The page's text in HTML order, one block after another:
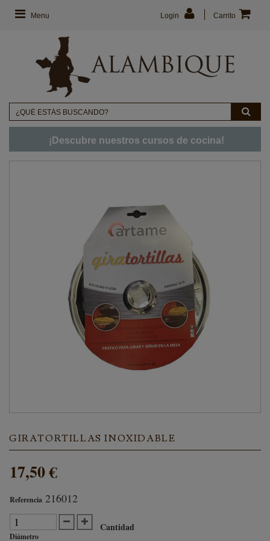
Menu Carrito
Login
¡Descubre nuestros cursos de cocina!
GIRATORTILLAS INOXIDABLE
17,50 €
Referencia 216012
Cantidad
Diámetro